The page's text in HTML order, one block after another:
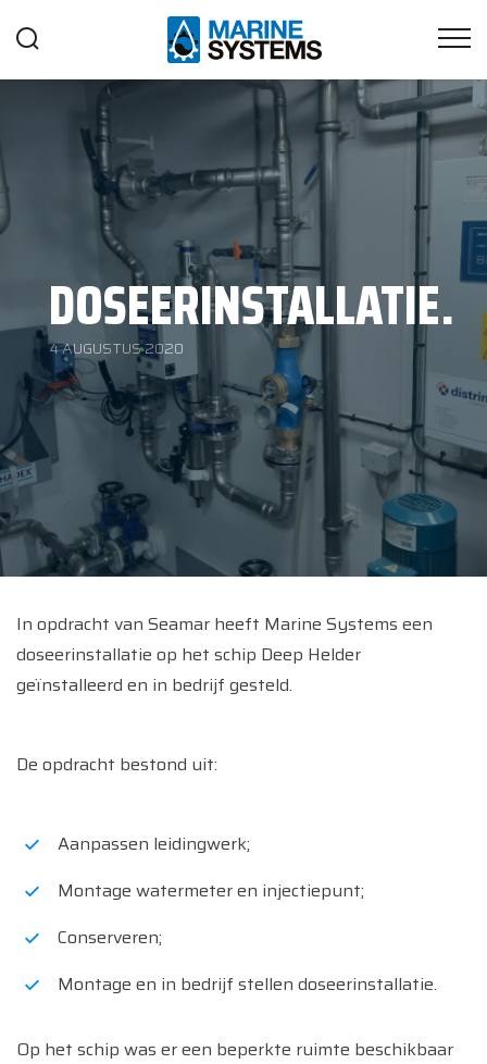
DOSEERINSTALLATIE.
4 AUGUSTUS 2020
In opdracht van Seamar heeft Marine Systems een
doseerinstallatie op het schip Deep Helder
geïnstalleerd en in bedrijf gesteld.
De opdracht bestond uit:
Aanpassen leidingwerk;
Montage watermeter en injectiepunt;
Conserveren;
Montage en in bedrijf stellen doseerinstallatie.
Op het schip was er een beperkte ruimte beschikbaar